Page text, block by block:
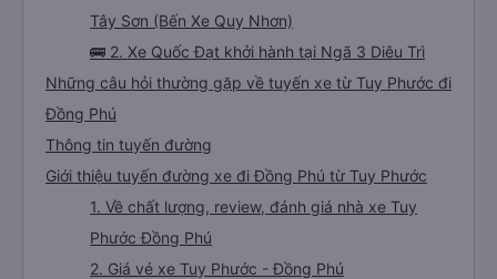
Tây Sơn (Bến Xe Quy Nhơn)
🚌 2. Xe Quốc Đạt khởi hành tại Ngã 3 Diêu Trì
Những câu hỏi thường gặp về tuyến xe từ Tuy Phước đi
Đồng Phú
Thông tin tuyến đường
Giới thiệu tuyến đường xe đi Đồng Phú từ Tuy Phước
1. Về chất lượng, review, đánh giá nhà xe Tuy
Phước Đồng Phú
2. Giá vé xe Tuy Phước - Đồng Phú